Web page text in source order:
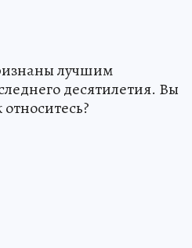
лучшим
десятилетия. Вы